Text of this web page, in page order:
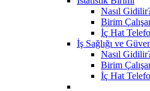
Nasıl
Birim
İç Hat
İş Sağlığı ve
Nasıl
Birim
İç Hat